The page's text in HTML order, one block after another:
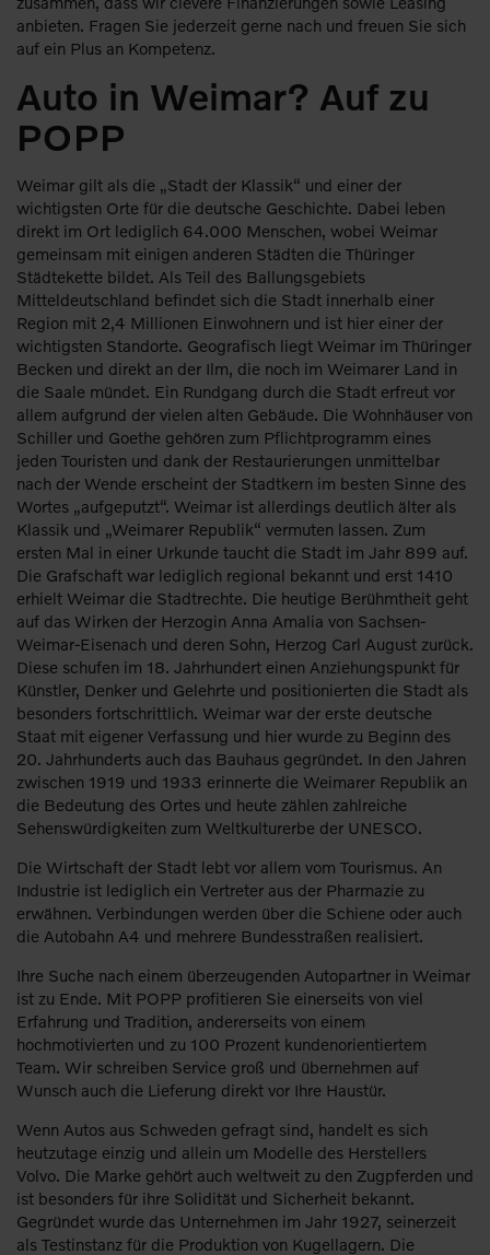
anbieten. Fragen Sie jederzeit gerne nach und freuen Sie sich
auf ein Plus an Kompetenz.
Auto in Weimar? Auf zu
POPP
Weimar gilt als die „Stadt der Klassik“ und einer der
wichtigsten Orte für die deutsche Geschichte. Dabei leben
direkt im Ort lediglich 64.000 Menschen, wobei Weimar
gemeinsam mit einigen anderen Städten die Thüringer
Städtekette bildet. Als Teil des Ballungsgebiets
Mitteldeutschland befindet sich die Stadt innerhalb einer
Region mit 2,4 Millionen Einwohnern und ist hier einer der
wichtigsten Standorte. Geografisch liegt Weimar im Thüringer
Becken und direkt an der Ilm, die noch im Weimarer Land in
die Saale mündet. Ein Rundgang durch die Stadt erfreut vor
allem aufgrund der vielen alten Gebäude. Die Wohnhäuser von
Schiller und Goethe gehören zum Pflichtprogramm eines
jeden Touristen und dank der Restaurierungen unmittelbar
nach der Wende erscheint der Stadtkern im besten Sinne des
Wortes „aufgeputzt“. Weimar ist allerdings deutlich älter als
Klassik und „Weimarer Republik“ vermuten lassen. Zum
ersten Mal in einer Urkunde taucht die Stadt im Jahr 899 auf.
Die Grafschaft war lediglich regional bekannt und erst 1410
erhielt Weimar die Stadtrechte. Die heutige Berühmtheit geht
auf das Wirken der Herzogin Anna Amalia von Sachsen-
Weimar-Eisenach und deren Sohn, Herzog Carl August zurück.
Diese schufen im 18. Jahrhundert einen Anziehungspunkt für
Künstler, Denker und Gelehrte und positionierten die Stadt als
besonders fortschrittlich. Weimar war der erste deutsche
Staat mit eigener Verfassung und hier wurde zu Beginn des
20. Jahrhunderts auch das Bauhaus gegründet. In den Jahren
zwischen 1919 und 1933 erinnerte die Weimarer Republik an
die Bedeutung des Ortes und heute zählen zahlreiche
Sehenswürdigkeiten zum Weltkulturerbe der UNESCO.
Die Wirtschaft der Stadt lebt vor allem vom Tourismus. An
Industrie ist lediglich ein Vertreter aus der Pharmazie zu
erwähnen. Verbindungen werden über die Schiene oder auch
die Autobahn A4 und mehrere Bundesstraßen realisiert.
Ihre Suche nach einem überzeugenden Autopartner in Weimar
ist zu Ende. Mit POPP profitieren Sie einerseits von viel
Erfahrung und Tradition, andererseits von einem
hochmotivierten und zu 100 Prozent kundenorientiertem
Team. Wir schreiben Service groß und übernehmen auf
Wunsch auch die Lieferung direkt vor Ihre Haustür.
Wenn Autos aus Schweden gefragt sind, handelt es sich
heutzutage einzig und allein um Modelle des Herstellers
Volvo. Die Marke gehört auch weltweit zu den Zugpferden und
ist besonders für ihre Solidität und Sicherheit bekannt.
Gegründet wurde das Unternehmen im Jahr 1927, seinerzeit
als Testinstanz für die Produktion von Kugellagern. Die